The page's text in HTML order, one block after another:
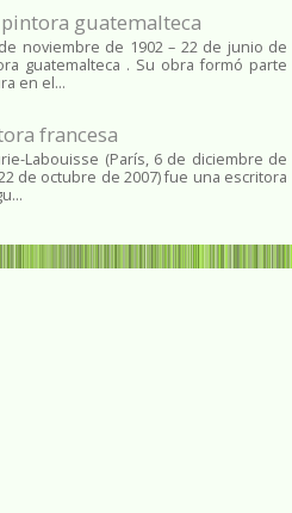
guatemalteca
noviembre de 1902 – 22 de junio de
guatemalteca . Su obra formó parte
en el...
francesa
Labouisse (París, 6 de diciembre de
de octubre de 2007) fue una escritora